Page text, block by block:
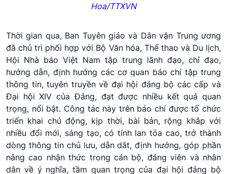
Hoa/TTXVN
Thời gian qua, Ban Tuyên giáo và Dân vận Trung ương
đã chủ trì phối hợp với Bộ Văn hóa, Thể thao và Du lịch,
Hội Nhà báo Việt Nam tập trung lãnh đạo, chỉ đạo,
hướng dẫn, định hướng các cơ quan báo chí tập trung
thông tin, tuyên truyền về đại hội đảng bộ các cấp và
Đại hội XIV của Đảng, đạt được nhiều kết quả quan
trọng, nổi bật. Công tác này trên báo chí được tổ chức
triển khai chủ động, kịp thời, bài bản, rộng khắp với
nhiều đổi mới, sáng tạo, có tính lan tỏa cao, trở thành
dòng thông tin chủ lưu, dẫn dắt, định hướng, góp phần
nâng cao nhận thức trong cán bộ, đảng viên và nhân
dân về ý nghĩa, tầm quan trọng của đại hội đảng bộ